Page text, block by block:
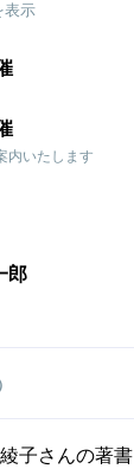
表示
内いたします
郎
子さんの著書